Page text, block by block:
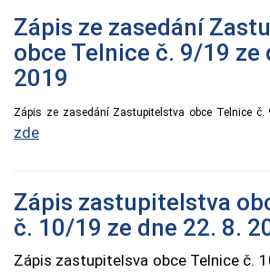
Zápis ze zasedání
obce Telnice č. 9/19 ze
2019
Zápis ze zasedání Zastupitelstva obce Telnice
zde
Zápis zastupitelstva
č. 10/19 ze dne 22. 8.
Zápis zastupitelsva obce Telnice č.